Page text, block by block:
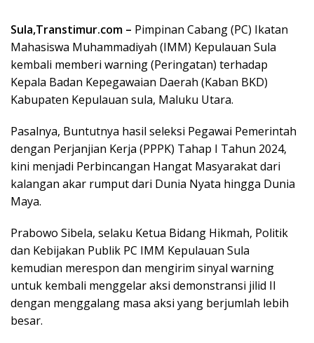
Sula,Transtimur.com – Pimpinan Cabang (PC) Ikatan
Mahasiswa Muhammadiyah (IMM) Kepulauan Sula
kembali memberi warning (Peringatan) terhadap
Kepala Badan Kepegawaian Daerah (Kaban BKD)
Kabupaten Kepulauan sula, Maluku Utara.
Pasalnya, Buntutnya hasil seleksi Pegawai Pemerintah
dengan Perjanjian Kerja (PPPK) Tahap I Tahun 2024,
kini menjadi Perbincangan Hangat Masyarakat dari
kalangan akar rumput dari Dunia Nyata hingga Dunia
Maya.
Prabowo Sibela, selaku Ketua Bidang Hikmah, Politik
dan Kebijakan Publik PC IMM Kepulauan Sula
kemudian merespon dan mengirim sinyal warning
untuk kembali menggelar aksi demonstransi jilid II
dengan menggalang masa aksi yang berjumlah lebih
besar.